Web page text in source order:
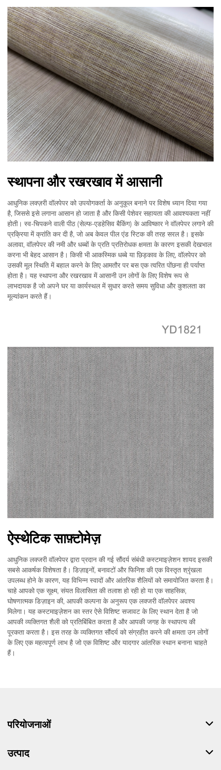
स्थापना और रखरखाव में आसानी
आधुनिक लक्ज़री वॉलपेपर को उपयोगकर्ता के अनुकूल बनाने पर विशेष ध्यान दिया गया
है, जिससे इसे लगाना आसान हो जाता है और किसी पेशेवर सहायता की आवश्यकता नहीं
होती। स्व-चिपकने वाली पीठ (सेल्फ-एडहेसिव बैकिंग) के आविष्कार ने वॉलपेपर लगाने की
प्रक्रिया में क्रांति कर दी है, जो अब केवल पील एंड स्टिक की तरह सरल है। इसके
अलावा, वॉलपेपर की नमी और धब्बों के प्रति प्रतिरोधक क्षमता के कारण इसकी देखभाल
करना भी बेहद आसान है। किसी भी आकस्मिक धब्बे या छिड़काव के लिए, वॉलपेपर को
उसकी मूल स्थिति में बहाल करने के लिए आमतौर पर बस एक त्वरित पोंछना ही पर्याप्त
होता है। यह स्थापना और रखरखाव में आसानी उन लोगों के लिए विशेष रूप से
लाभदायक है जो अपने घर या कार्यस्थल में सुधार करते समय सुविधा और कुशलता का
मूल्यांकन करते हैं।
ऐस्थेटिक साफ़्टोमेज़
आधुनिक लक्जरी वॉलपेपर द्वारा प्रदान की गई सौंदर्य संबंधी कस्टमाइज़ेशन शायद इसकी
सबसे आकर्षक विशेषता है। डिज़ाइनों, बनावटों और फिनिश की एक विस्तृत श्रृंखला
उपलब्ध होने के कारण, यह विभिन्न स्वादों और आंतरिक शैलियों को समायोजित करता है।
चाहे आपको एक सूक्ष्म, संयत विलासिता की तलाश हो रही हो या एक साहसिक,
घोषणात्मक डिज़ाइन की, आपकी कल्पना के अनुरूप एक लक्जरी वॉलपेपर अवश्य
मिलेगा। यह कस्टमाइज़ेशन का स्तर ऐसे विशिष्ट सजावट के लिए स्थान देता है जो
आपकी व्यक्तिगत शैली को प्रतिबिंबित करता है और आपकी जगह के स्थापत्य की
पूरकता करता है। इस तरह के व्यक्तिगत सौंदर्य को संग्रहीत करने की क्षमता उन लोगों
के लिए एक महत्वपूर्ण लाभ है जो एक विशिष्ट और यादगार आंतरिक स्थान बनाना चाहते
हैं।
परियोजनाओं
उत्पाद